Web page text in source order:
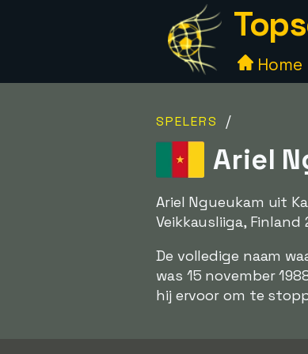
Home
SPELERS /
Ariel
Ariel Ngueukam uit
Veikkausliiga, Finland
De volledige naam
was 15 november
hij ervoor om te